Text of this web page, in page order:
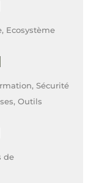
Ecosystème
Sécurité
Outils
de